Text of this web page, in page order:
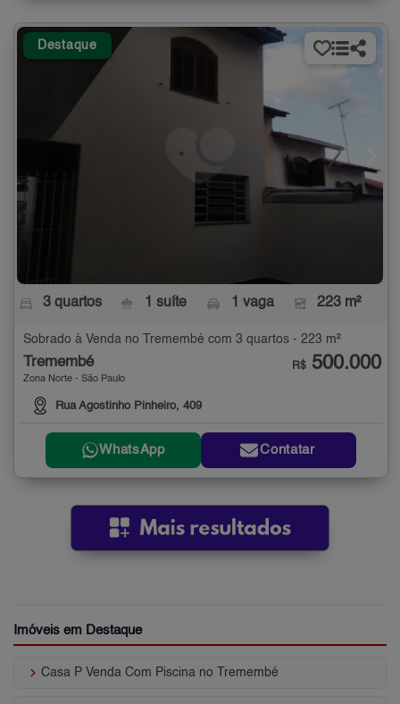
Destaque
3 quartos 1 suíte 1 vaga 223 m²
Sobrado à Venda no Tremembé com 3 quartos - 223 m²
Tremembé
Zona Norte - São Paulo
Rua Agostinho Pinheiro, 409
R$ 500.000
WhatsApp Contatar
Imóveis em Destaque
keyboard_arrow_right Casa P Venda Com Piscina no Tremembé